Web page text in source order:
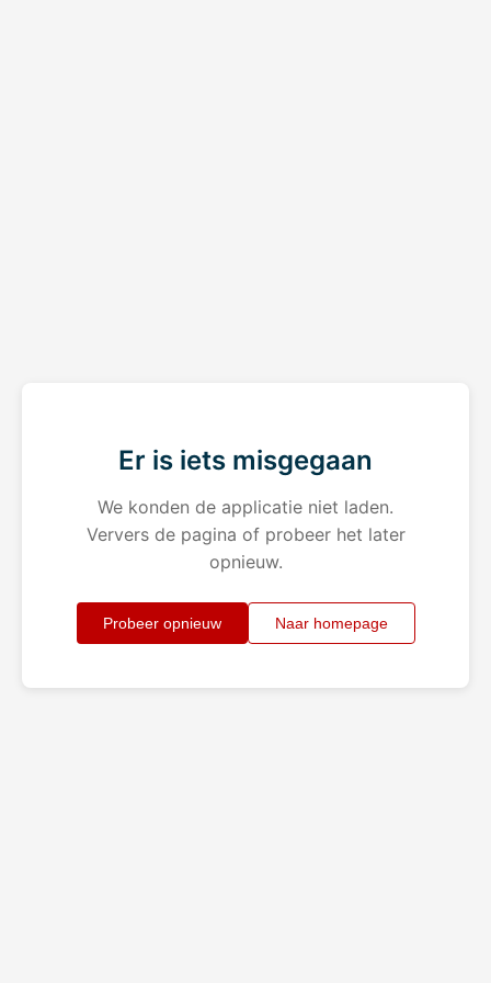
Er is iets misgegaan
We konden de applicatie niet laden.
Ververs de pagina of probeer het later
opnieuw.
Probeer opnieuw Naar homepage